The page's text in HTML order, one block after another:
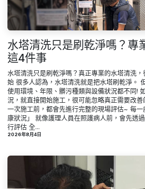
水塔清洗只是刷乾淨嗎？專
這4件事
水塔清洗只是刷乾淨嗎？真正專業的水塔清洗
始 很多人認為，水塔清洗就是把水塔刷乾淨。
使用環境、年限、髒污種類與設備狀況都不同!
況，就直接開始施工，很可能忽略真正需要改
一次施工前，都會先進行完整的現場評估~ 每
康狀況」 就像護理人員在照護病人前，會先透
行評估 全...
2026年8月4日